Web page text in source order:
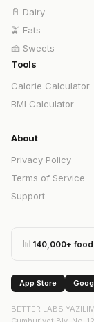
🥛 Dairy
🫒 Fats
🍰 Sweets
Tools
Calorie Calculator
BMI Calculator
About
Privacy Policy
Terms of Service
Support
📊 140,000+
App Store
BETTER LABS